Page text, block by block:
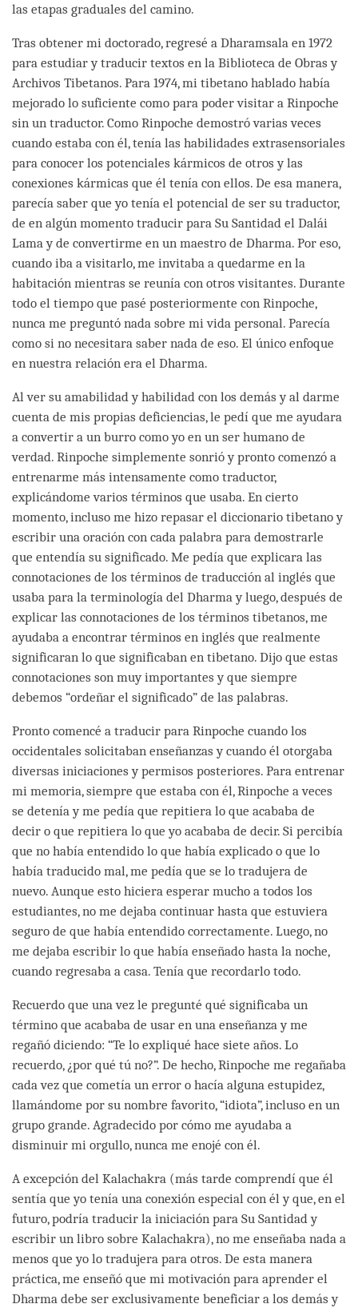
las etapas graduales del camino.
Tras obtener mi doctorado, regresé a Dharamsala en 1972
para estudiar y traducir textos en la Biblioteca de Obras y
Archivos Tibetanos. Para 1974, mi tibetano hablado había
mejorado lo suficiente como para poder visitar a Rinpoche
sin un traductor. Como Rinpoche demostró varias veces
cuando estaba con él, tenía las habilidades extrasensoriales
para conocer los potenciales kármicos de otros y las
conexiones kármicas que él tenía con ellos. De esa manera,
parecía saber que yo tenía el potencial de ser su traductor,
de en algún momento traducir para Su Santidad el Dalái
Lama y de convertirme en un maestro de Dharma. Por eso,
cuando iba a visitarlo, me invitaba a quedarme en la
habitación mientras se reunía con otros visitantes. Durante
todo el tiempo que pasé posteriormente con Rinpoche,
nunca me preguntó nada sobre mi vida personal. Parecía
como si no necesitara saber nada de eso. El único enfoque
en nuestra relación era el Dharma.
Al ver su amabilidad y habilidad con los demás y al darme
cuenta de mis propias deficiencias, le pedí que me ayudara
a convertir a un burro como yo en un ser humano de
verdad. Rinpoche simplemente sonrió y pronto comenzó a
entrenarme más intensamente como traductor,
explicándome varios términos que usaba. En cierto
momento, incluso me hizo repasar el diccionario tibetano y
escribir una oración con cada palabra para demostrarle
que entendía su significado. Me pedía que explicara las
connotaciones de los términos de traducción al inglés que
usaba para la terminología del Dharma y luego, después de
explicar las connotaciones de los términos tibetanos, me
ayudaba a encontrar términos en inglés que realmente
significaran lo que significaban en tibetano. Dijo que estas
connotaciones son muy importantes y que siempre
debemos “ordeñar el significado” de las palabras.
Pronto comencé a traducir para Rinpoche cuando los
occidentales solicitaban enseñanzas y cuando él otorgaba
diversas iniciaciones y permisos posteriores. Para entrenar
mi memoria, siempre que estaba con él, Rinpoche a veces
se detenía y me pedía que repitiera lo que acababa de
decir o que repitiera lo que yo acababa de decir. Si percibía
que no había entendido lo que había explicado o que lo
había traducido mal, me pedía que se lo tradujera de
nuevo. Aunque esto hiciera esperar mucho a todos los
estudiantes, no me dejaba continuar hasta que estuviera
seguro de que había entendido correctamente. Luego, no
me dejaba escribir lo que había enseñado hasta la noche,
cuando regresaba a casa. Tenía que recordarlo todo.
Recuerdo que una vez le pregunté qué significaba un
término que acababa de usar en una enseñanza y me
regañó diciendo: “Te lo expliqué hace siete años. Lo
recuerdo, ¿por qué tú no?”. De hecho, Rinpoche me regañaba
cada vez que cometía un error o hacía alguna estupidez,
llamándome por su nombre favorito, “idiota”, incluso en un
grupo grande. Agradecido por cómo me ayudaba a
disminuir mi orgullo, nunca me enojé con él.
A excepción del Kalachakra (más tarde comprendí que él
sentía que yo tenía una conexión especial con él y que, en el
futuro, podría traducir la iniciación para Su Santidad y
escribir un libro sobre Kalachakra), no me enseñaba nada a
menos que yo lo tradujera para otros. De esta manera
práctica, me enseñó que mi motivación para aprender el
Dharma debe ser exclusivamente beneficiar a los demás y